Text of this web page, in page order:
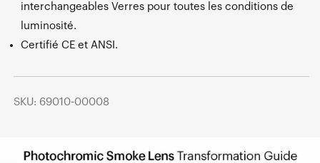
interchangeables Verres pour toutes les conditions de
luminosité.
Certifié CE et ANSI.
SKU: 69010-00008